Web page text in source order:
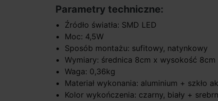
Parametry techniczne:
Źródło światła: SMD LED
Moc: 4,5W
Sposób montażu: sufitowy, natynkowy
Wymiary: średnica 8cm x wysokość 8cm
Waga: 0,36kg
Materiał wykonania: aluminium + szkło
Kolor wykończenia: czarny, biały +